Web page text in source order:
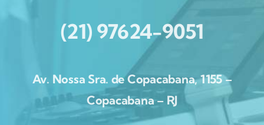
(21) 97624-9051
Av. Nossa Sra. de Copacabana, 1155 –
Copacabana – RJ